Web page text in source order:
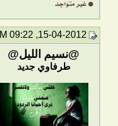
@نسيم الليل@
طرفاوي جديد